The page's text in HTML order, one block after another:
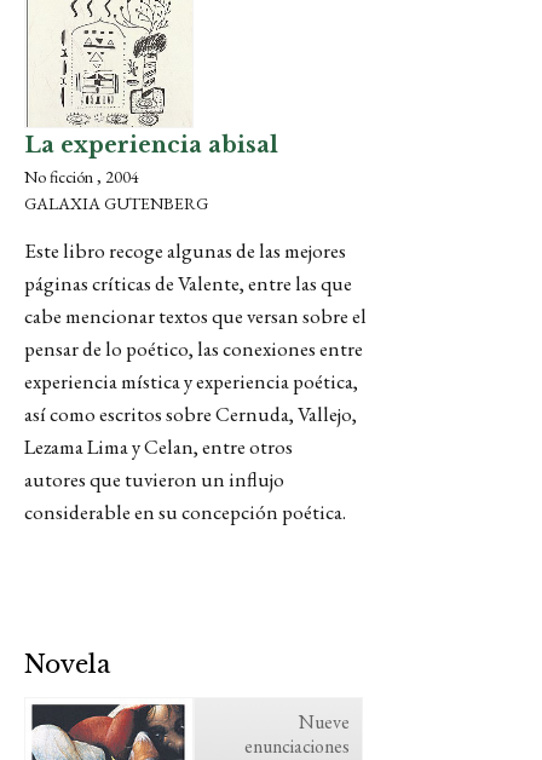
La experiencia abisal
No ficción , 2004
GALAXIA GUTENBERG
Este libro recoge algunas de las mejores
páginas críticas de Valente, entre las que
cabe mencionar textos que versan sobre el
pensar de lo poético, las conexiones entre
experiencia mística y experiencia poética,
así como escritos sobre Cernuda, Vallejo,
Lezama Lima y Celan, entre otros
autores que tuvieron un influjo
considerable en su concepción poética.
Novela
Nueve
enunciaciones